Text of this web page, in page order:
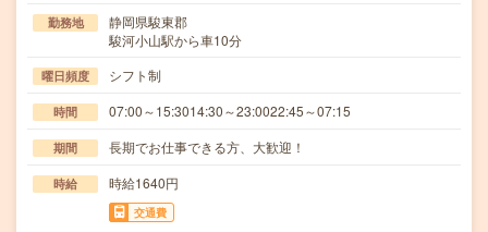
勤務地
静岡県駿東郡
駿河小山駅から車10分
曜日頻度 シフト制
時間 07:00～15:3014:30～23:0022:45～07:15
期間 長期でお仕事できる方、大歓迎！
時給 時給1640円
交通費